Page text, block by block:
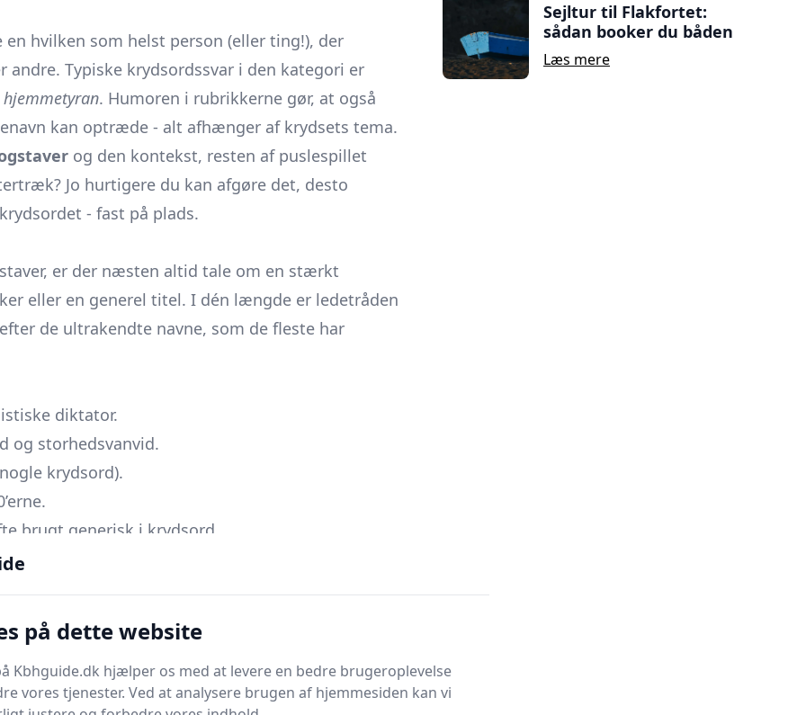
hvilken som helst person (eller ting!), der
Typiske krydsordssvar i den kategori er
hjemmetyran. Humoren i rubrikkerne gør, at også
kan optræde - alt afhænger af krydsets tema.
og den kontekst, resten af puslespillet
Jo hurtigere du kan afgøre det, desto
- fast på plads.
er der næsten altid tale om en stærkt
eller en generel titel. I dén længde er ledetråden
de ultrakendte navne, som de fleste har
diktator.
og storhedsvanvid.
krydsord).
brugt generisk i krydsord.
afprøve ovenstående fem bud - de kommer
på grund af deres korte længde og entydige tyran-
Sejltur til Flakfortet:
sådan booker du båden
Læs mere
på dette website
Kbhguide.dk hjælper os med at levere en bedre brugeroplevelse
vores tjenester. Ved at analysere brugen af hjemmesiden kan vi